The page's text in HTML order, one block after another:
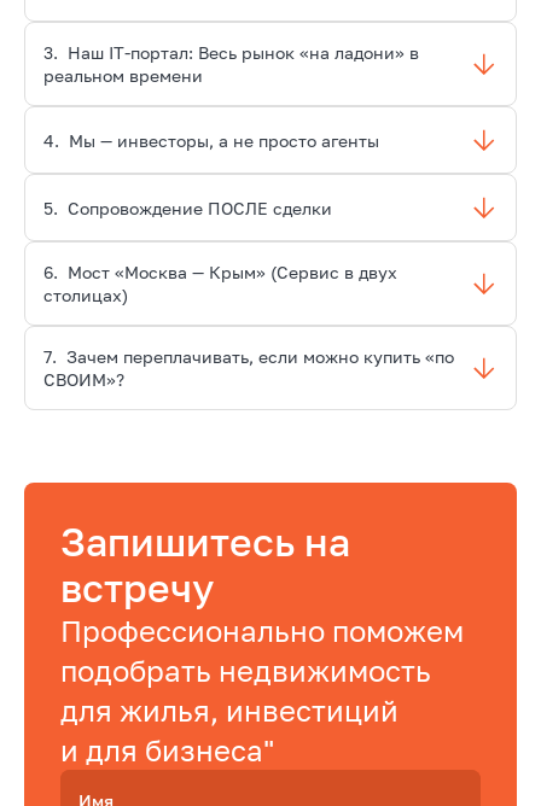
3. Наш IT-портал: Весь рынок «на ладони» в
реальном времени
4. Мы — инвесторы, а не просто агенты
5. Сопровождение ПОСЛЕ сделки
6. Мост «Москва — Крым» (Сервис в двух
столицах)
7. Зачем переплачивать, если можно купить «по
СВОИМ»?
Запишитесь на
встречу
Профессионально поможем
подобрать недвижимость
для жилья, инвестиций
и для бизнеса"
Имя